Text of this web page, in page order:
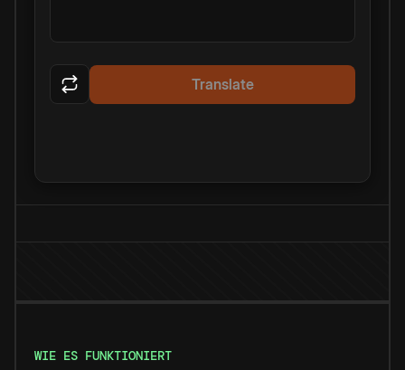
Translate
WIE ES FUNKTIONIERT